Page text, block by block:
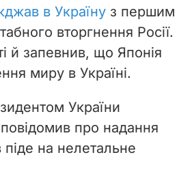
в Україну з першим
вторгнення Росії.
й запевнив, що Японія
миру в Україні.
України
про надання
піде на нелетальне